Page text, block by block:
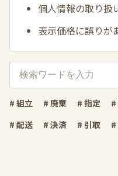
個人情報の取り扱
表示価格に誤りが
# 組立 # 廃棄 # 指定 #
# 配送
# 決済 # 引取 #